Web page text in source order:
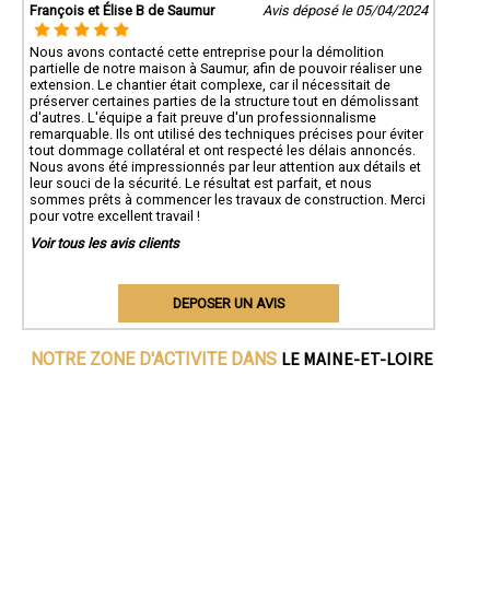
François et Élise B de Saumur
Avis déposé le 05/04/2024
Nous avons contacté cette entreprise pour la démolition
partielle de notre maison à Saumur, afin de pouvoir réaliser une
extension. Le chantier était complexe, car il nécessitait de
préserver certaines parties de la structure tout en démolissant
d'autres. L'équipe a fait preuve d'un professionnalisme
remarquable. Ils ont utilisé des techniques précises pour éviter
tout dommage collatéral et ont respecté les délais annoncés.
Nous avons été impressionnés par leur attention aux détails et
leur souci de la sécurité. Le résultat est parfait, et nous
sommes prêts à commencer les travaux de construction. Merci
pour votre excellent travail !
Voir tous les avis clients
DEPOSER UN AVIS
NOTRE ZONE D'ACTIVITE DANS LE MAINE-ET-LOIRE